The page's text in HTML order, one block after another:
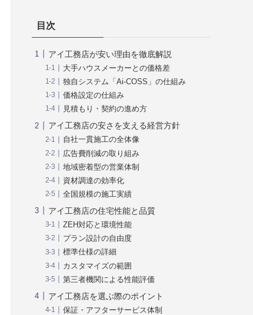
目次
アイ工務店が安い理由を徹底解説
大手ハウスメーカーとの価格差
独自システム「Ai-COSS」の仕組み
価格設定の仕組み
見積もり・契約の進め方
アイ工務店の安さを支える経営方針
自社一貫施工の全体像
広告費削減の取り組み
地域密着型の営業体制
資材調達の効率化
全国規模の施工実績
アイ工務店の住宅性能と品質
ZEH対応と環境性能
プラン設計の自由度
標準仕様の詳細
カスタマイズの範囲
第三者機関による性能評価
アイ工務店を選ぶ際のポイント
保証・アフターサービス体制